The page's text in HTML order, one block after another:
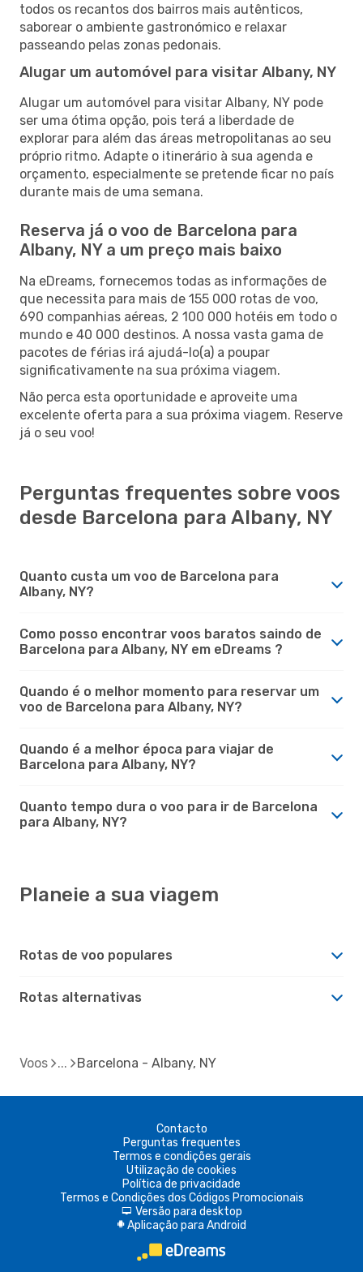
todos os recantos dos bairros mais autênticos,
saborear o ambiente gastronómico e relaxar
passeando pelas zonas pedonais.
Alugar um automóvel para visitar Albany, NY
Alugar um automóvel para visitar Albany, NY pode
ser uma ótima opção, pois terá a liberdade de
explorar para além das áreas metropolitanas ao seu
próprio ritmo. Adapte o itinerário à sua agenda e
orçamento, especialmente se pretende ficar no país
durante mais de uma semana.
Reserva já o voo de Barcelona para
Albany, NY a um preço mais baixo
Na eDreams, fornecemos todas as informações de
que necessita para mais de 155 000 rotas de voo,
690 companhias aéreas, 2 100 000 hotéis em todo o
mundo e 40 000 destinos. A nossa vasta gama de
pacotes de férias irá ajudá-lo(a) a poupar
significativamente na sua próxima viagem.
Não perca esta oportunidade e aproveite uma
excelente oferta para a sua próxima viagem. Reserve
já o seu voo!
Perguntas frequentes sobre voos
desde Barcelona para Albany, NY
Quanto custa um voo de Barcelona para
Albany, NY?
Como posso encontrar voos baratos saindo de
Barcelona para Albany, NY em eDreams ?
Quando é o melhor momento para reservar um
voo de Barcelona para Albany, NY?
Quando é a melhor época para viajar de
Barcelona para Albany, NY?
Quanto tempo dura o voo para ir de Barcelona
para Albany, NY?
Planeie a sua viagem
Rotas de voo populares
Rotas alternativas
Voos Barcelona - Albany, NY
Contacto
Perguntas frequentes
Termos e condições gerais
Utilização de cookies
Política de privacidade
Termos e Condições dos Códigos Promocionais
d Versão para desktop
A Aplicação para Android